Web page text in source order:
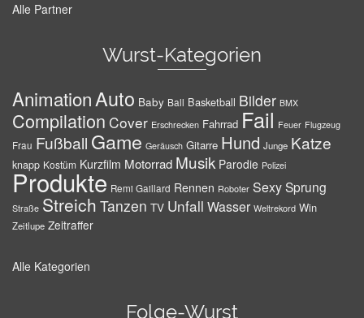
Alle Partner
Wurst-Kategorien
AnimationAuto Baby Ball Basketball Bilder BMX
Compilation Cover Erschrecken Fahrrad Fail Feuer Flugzeug
Frau Fußball Game Geräusch Gitarre Hund Junge Katze
knapp Kostüm Kurzfilm Motorrad Musik Parodie Polizei
Produkte Remi Gaillard Rennen Roboter SexySprung
Straße Streich Tanzen TV Unfall Wasser Weltrekord Win
Zeitlupe Zeitraffer
Alle Kategorien
Folge-Wurst